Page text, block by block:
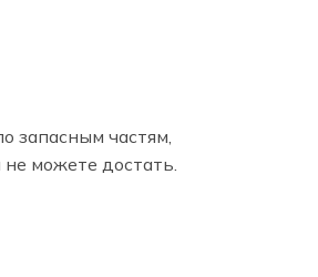
запасным частям,
можете достать.